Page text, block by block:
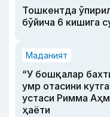
Тошкентда
бўйича 6 кишига
Маданият
“У бошқалар
умр отасини
устаси Римма
ҳаёти